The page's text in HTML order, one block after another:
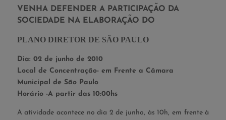
VENHA DEFENDER A PARTICIPAÇÃO DA
SOCIEDADE NA ELABORAÇÃO DO
PLANO DIRETOR DE SÃO PAULO
Dia: 02 de junho de 2010
Local de Concentração- em Frente a Câmara
Municipal de São Paulo
Horário -A partir das 10:00hs
A atividade acontece no dia 2 de junho, às 10h, em frente à